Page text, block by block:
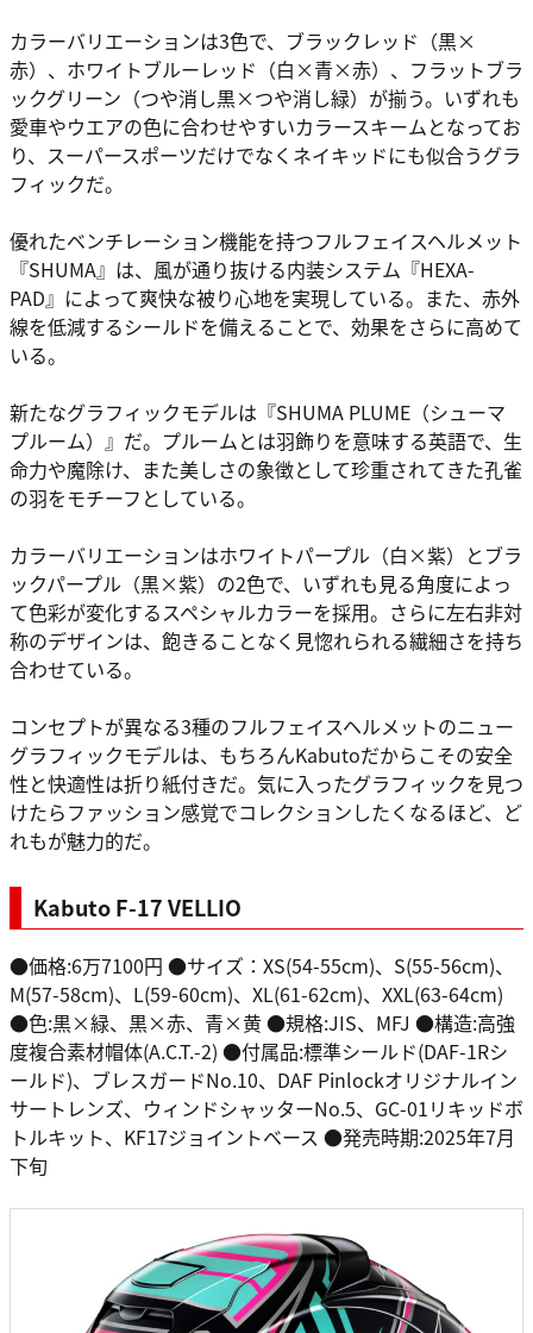
カラーバリエーションは3色で、ブラックレッド（黒×
赤）、ホワイトブルーレッド（白×青×赤）、フラットブラ
ックグリーン（つや消し黒×つや消し緑）が揃う。いずれも
愛車やウエアの色に合わせやすいカラースキームとなってお
り、スーパースポーツだけでなくネイキッドにも似合うグラ
フィックだ。
優れたベンチレーション機能を持つフルフェイスヘルメット
『SHUMA』は、風が通り抜ける内装システム『HEXA-
PAD』によって爽快な被り心地を実現している。また、赤外
線を低減するシールドを備えることで、効果をさらに高めて
いる。
新たなグラフィックモデルは『SHUMA PLUME（シューマ
プルーム）』だ。プルームとは羽飾りを意味する英語で、生
命力や魔除け、また美しさの象徴として珍重されてきた孔雀
の羽をモチーフとしている。
カラーバリエーションはホワイトパープル（白×紫）とブラ
ックパープル（黒×紫）の2色で、いずれも見る角度によっ
て色彩が変化するスペシャルカラーを採用。さらに左右非対
称のデザインは、飽きることなく見惚れられる繊細さを持ち
合わせている。
コンセプトが異なる3種のフルフェイスヘルメットのニュー
グラフィックモデルは、もちろんKabutoだからこその安全
性と快適性は折り紙付きだ。気に入ったグラフィックを見つ
けたらファッション感覚でコレクションしたくなるほど、ど
れもが魅力的だ。
Kabuto F-17 VELLIO
●価格:6万7100円 ●サイズ：XS(54-55cm)、S(55-56cm)、
M(57-58cm)、L(59-60cm)、XL(61-62cm)、XXL(63-64cm)
●色:黒×緑、黒×赤、青×黄 ●規格:JIS、MFJ ●構造:高強
度複合素材帽体(A.C.T.-2) ●付属品:標準シールド(DAF-1Rシ
ールド)、ブレスガードNo.10、DAF Pinlockオリジナルイン
サートレンズ、ウィンドシャッターNo.5、GC-01リキッドボ
トルキット、KF17ジョイントベース ●発売時期:2025年7月
下旬